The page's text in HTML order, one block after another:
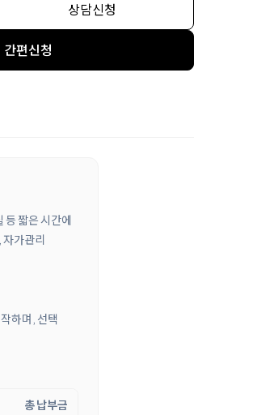
상담신청
간편신청
짧은 시간에
자가관리
하며, 선택
총 납부금